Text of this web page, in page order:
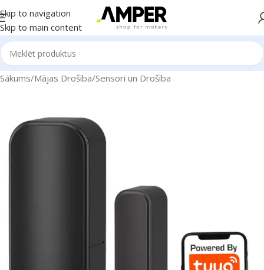
Skip to navigation
Skip to main content
Sākums/Mājas Drošība/Sensori un Drošība